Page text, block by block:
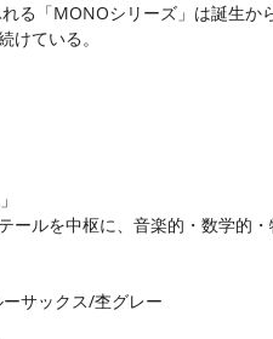
る「MONOシリーズ」は誕生か
けている。
ールを中枢に、音楽的・数学的
サックス/杢グレー